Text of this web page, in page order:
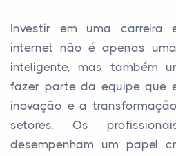
Investir em uma carreira
internet não é apenas
inteligente, mas também
fazer parte da equipe que
inovação e a
setores. Os
desempenham um papel